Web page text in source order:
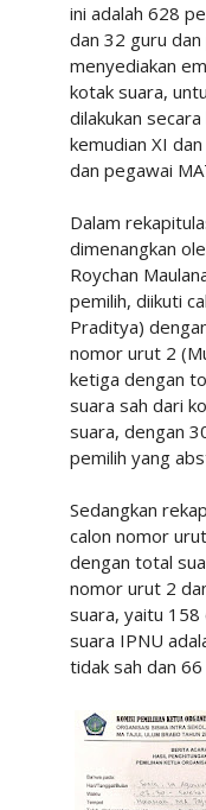
ini adalah 628
dan 32 guru dan
menyediakan
kotak suara,
dilakukan
kemudian XI
dan pegawai
Dalam
dimenangkan
Roychan
pemilih, diikuti
Praditya)
nomor urut 2
ketiga dengan
suara sah dari
suara, dengan
pemilih yang
Sedangkan
calon nomor
dengan total
nomor urut 2
suara, yaitu 158
suara IPNU
tidak sah dan